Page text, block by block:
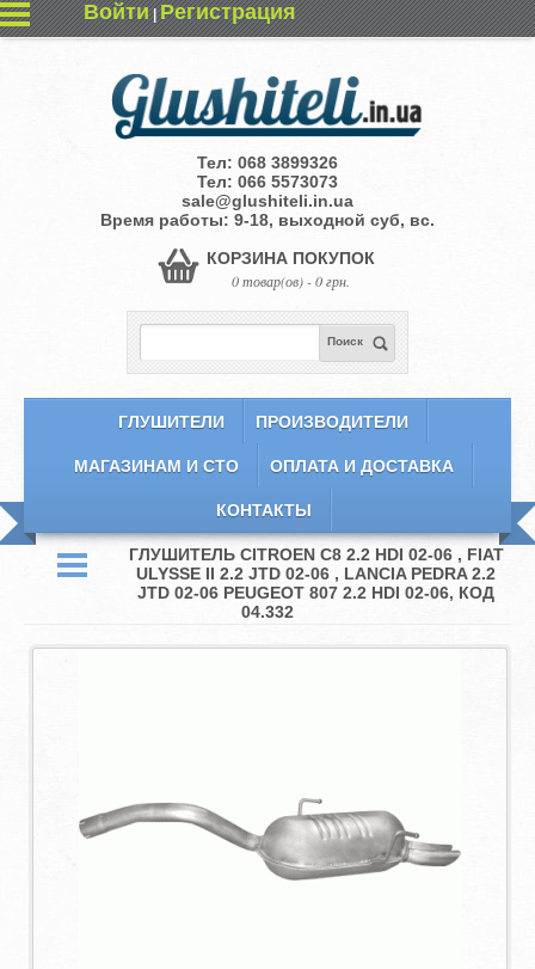
Войти|Регистрация
Тел: 068 3899326
Тел: 066 5573073
sale@glushiteli.in.ua
Время работы: 9-18, выходной суб, вс.
КОРЗИНА ПОКУПОК
0 товар(ов) - 0 грн.
Поиск
ГЛУШИТЕЛИ ПРОИЗВОДИТЕЛИ
МАГАЗИНАМ И СТО ОПЛАТА И ДОСТАВКА
КОНТАКТЫ
ГЛУШИТЕЛЬ CITROEN C8 2.2 HDI 02-06 , FIAT
ULYSSE II 2.2 JTD 02-06 , LANCIA PEDRA 2.2
JTD 02-06 PEUGEOT 807 2.2 HDI 02-06, КОД
04.332